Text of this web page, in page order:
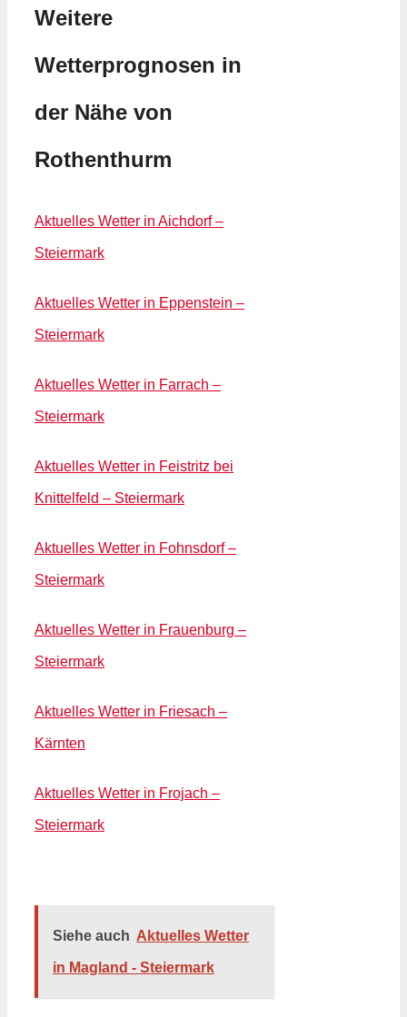
Weitere
Wetterprognosen in
der Nähe von
Rothenthurm
Aktuelles Wetter in Aichdorf –
Steiermark
Aktuelles Wetter in Eppenstein –
Steiermark
Aktuelles Wetter in Farrach –
Steiermark
Aktuelles Wetter in Feistritz bei
Knittelfeld – Steiermark
Aktuelles Wetter in Fohnsdorf –
Steiermark
Aktuelles Wetter in Frauenburg –
Steiermark
Aktuelles Wetter in Friesach –
Kärnten
Aktuelles Wetter in Frojach –
Steiermark
Siehe auch Aktuelles Wetter
in Magland - Steiermark